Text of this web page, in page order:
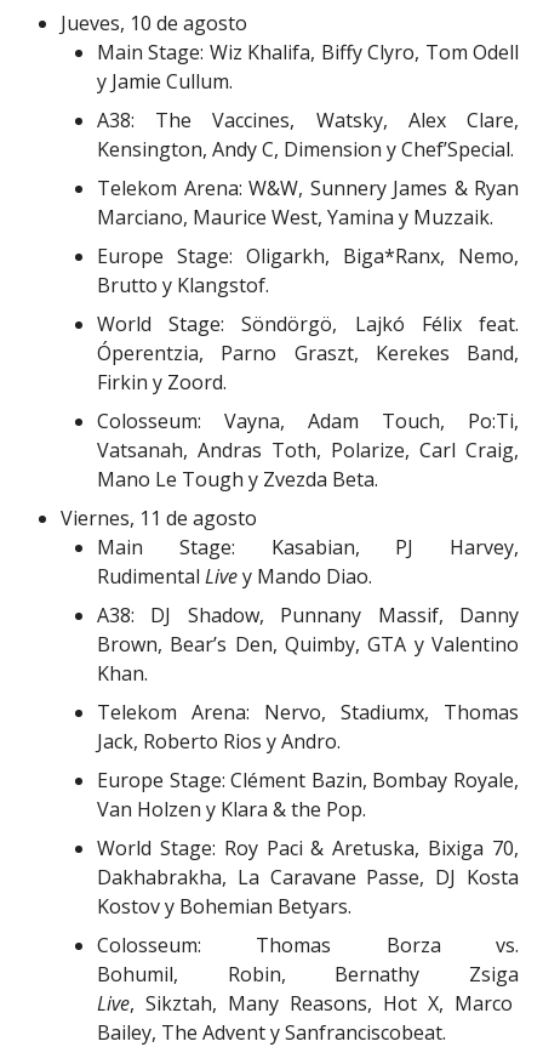
Jueves, 10 de agosto
Main Stage: Wiz Khalifa, Biffy Clyro, Tom Odell
y Jamie Cullum.
A38: The Vaccines, Watsky, Alex Clare,
Kensington, Andy C, Dimension y Chef’Special.
Telekom Arena: W&W, Sunnery James & Ryan
Marciano, Maurice West, Yamina y Muzzaik.
Europe Stage: Oligarkh, Biga*Ranx, Nemo,
Brutto y Klangstof.
World Stage: Söndörgö, Lajkó Félix feat.
Óperentzia, Parno Graszt, Kerekes Band,
Firkin y Zoord.
Colosseum: Vayna, Adam Touch, Po:Ti,
Vatsanah, Andras Toth, Polarize, Carl Craig,
Mano Le Tough y Zvezda Beta.
Viernes, 11 de agosto
Main Stage: Kasabian, PJ Harvey,
Rudimental Livey Mando Diao.
A38: DJ Shadow, Punnany Massif, Danny
Brown, Bear’s Den, Quimby, GTA y Valentino
Khan.
Telekom Arena: Nervo, Stadiumx, Thomas
Jack, Roberto Rios y Andro.
Europe Stage: Clément Bazin, Bombay Royale,
Van Holzen y Klara & the Pop.
World Stage: Roy Paci & Aretuska, Bixiga 70,
Dakhabrakha, La Caravane Passe, DJ Kosta
Kostov y Bohemian Betyars.
Colosseum: Thomas Borza vs.
Bohumil, Robin, Bernathy Zsiga
Live, Sikztah, Many Reasons, Hot X, Marco
Bailey, The Advent y Sanfranciscobeat.